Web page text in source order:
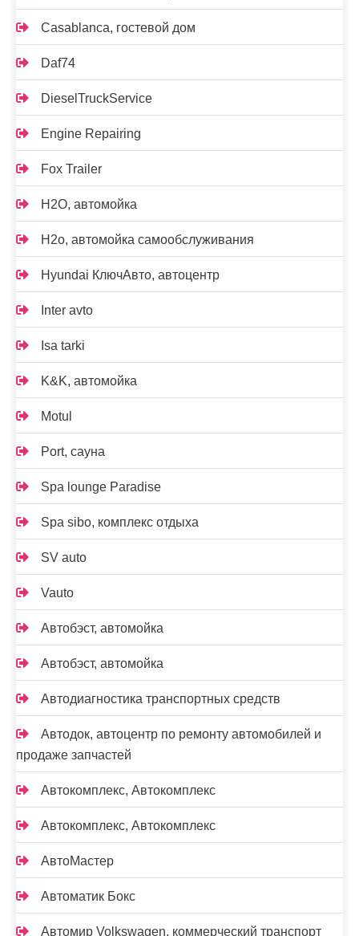
Casablanca, гостевой дом
Daf74
DieselTruckService
Engine Repairing
Fox Trailer
H2O, автомойка
H2o, автомойка самообслуживания
Hyundai КлючАвто, автоцентр
Inter avto
Isa tarki
K&K, автомойка
Motul
Port, сауна
Spa lounge Paradise
Spa sibo, комплекс отдыха
SV auto
Vauto
Автобэст, автомойка
Автобэст, автомойка
Автодиагностика транспортных средств
Автодок, автоцентр по ремонту автомобилей и
продаже запчастей
Автокомплекс, Автокомплекс
Автокомплекс, Автокомплекс
АвтоМастер
Автоматик Бокс
Автомир Volkswagen, коммерческий транспорт